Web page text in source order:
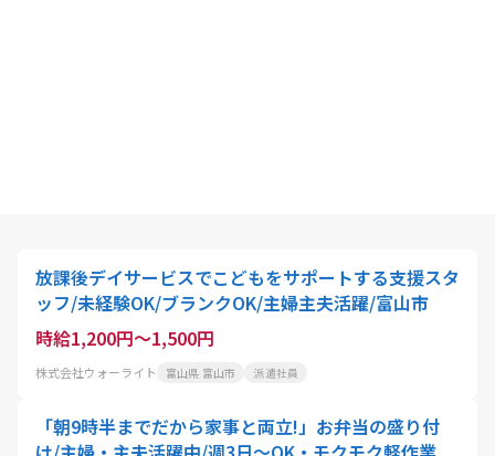
放課後デイサービスでこどもをサポートする支援スタ
ッフ/未経験OK/ブランクOK/主婦主夫活躍/富山市
時給1,200円～1,500円
株式会社ウォーライト 富山県 富山市 派遣社員
「朝9時半までだから家事と両立!」お弁当の盛り付